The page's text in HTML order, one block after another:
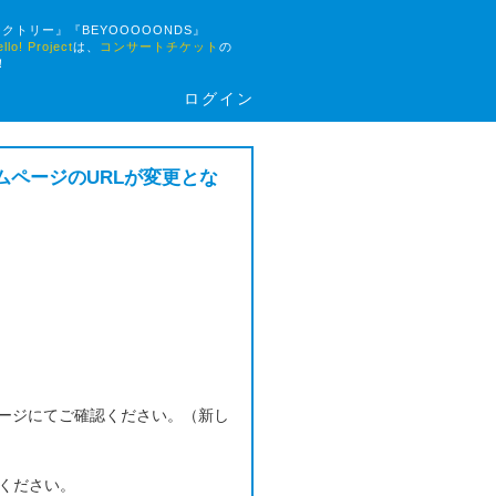
トリー』『BEYOOOOONDS』
Projectは、 コンサートチケット の
ログイン
ページのURLが変更とな
ジにてご確認ください。（新し
ださい。